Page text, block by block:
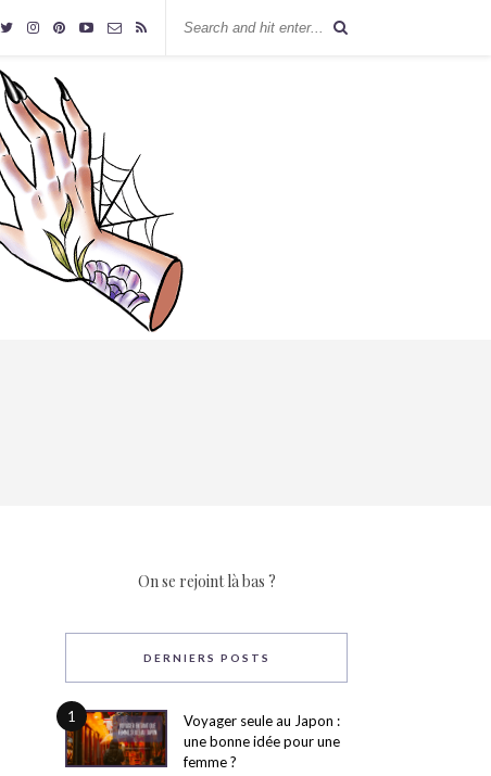
On se rejoint là bas ?
DERNIERS POSTS
1
Voyager seule au Japon :
une bonne idée pour une
femme ?